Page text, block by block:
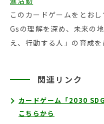
このカードゲームをとお
Gsの理解を深め、未来の
え、行動する人」の育成を
関連リンク
カードゲーム「2030
こちらから